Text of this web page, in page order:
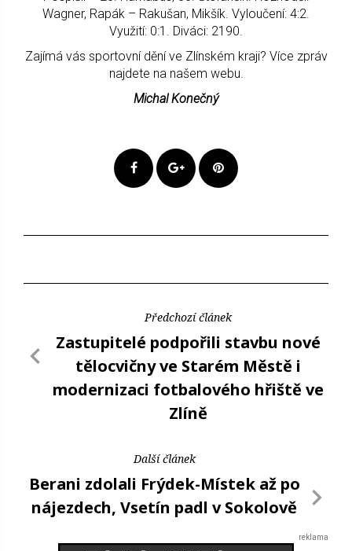
Wagner, Rapák – Rakušan, Mikšík. Vyloučení: 4:2.
Využití: 0:1. Diváci: 2190.
Zajímá vás sportovní dění ve Zlínském kraji? Více zpráv
najdete na našem webu.
Michal Konečný
Předchozí článek
Zastupitelé podpořili stavbu nové
tělocvičny ve Starém Městě i
modernizaci fotbalového hřiště ve
Zlíně
Další článek
Berani zdolali Frýdek-Místek až po
nájezdech, Vsetín padl v Sokolově